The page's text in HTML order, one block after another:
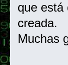
que está
creada.
Muchas